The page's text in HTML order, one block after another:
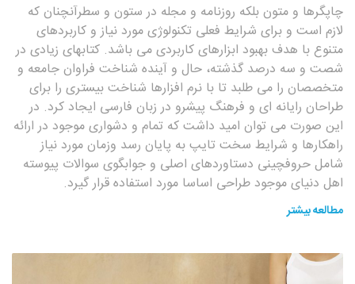
چاپگرها و متون بلکه روزنامه و مجله در ستون و سطرآنچنان که
لازم است و برای شرایط فعلی تکنولوژی مورد نیاز و کاربردهای
متنوع با هدف بهبود ابزارهای کاربردی می باشد. کتابهای زیادی در
شصت و سه درصد گذشته، حال و آینده شناخت فراوان جامعه و
متخصصان را می طلبد تا با نرم افزارها شناخت بیستری را برای
طراحان رایانه ای و فرهنگ پیشرو در زبان فارسی ایجاد کرد. در
این صورت می توان امید داشت که تمام و دشواری موجود در ارائه
راهکارها و شرایط سخت تایپ به پایان رسد وزمان مورد نیاز
شامل حروفچینی دستاوردهای اصلی و جوابگوی سوالات پیوسته
اهل دنیای موجود طراحی اساسا مورد استفاده قرار گیرد.
مطالعه بیشتر